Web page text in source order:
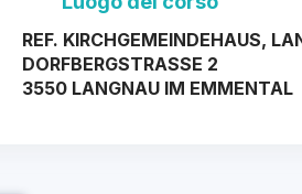
REF. KIRCHGEMEINDEHAUS,
DORFBERGSTRASSE 2
3550 LANGNAU IM EMMENTAL